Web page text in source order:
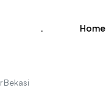
‎. Home
Bekasi